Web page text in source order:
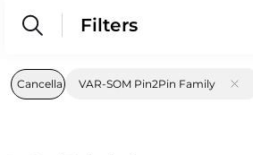
Filters
Cancella VAR-SOM Pin2Pin Family